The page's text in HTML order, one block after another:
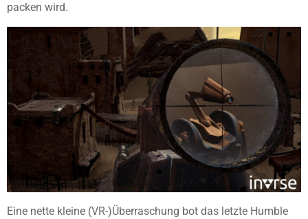
packen wird.
Eine nette kleine (VR-)Überraschung bot das letzte Humble